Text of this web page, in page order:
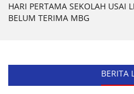
HARI PERTAMA SEKOLAH USAI
BELUM TERIMA MBG
BERITA